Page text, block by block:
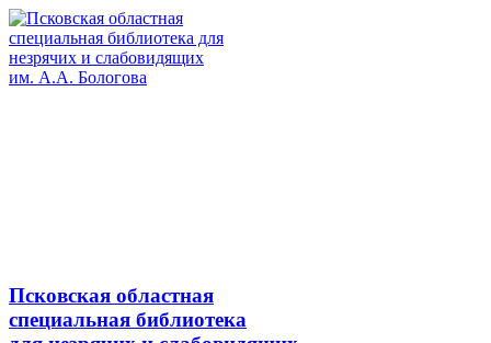
Псковская областная
специальная библиотека